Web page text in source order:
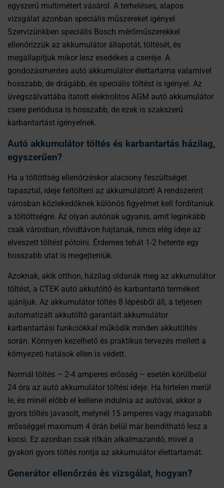
egyszerű multimétert vásárol. A terheléses, alapos
vizsgálat azonban speciális műszereket igényel.
Szervizünkben speciális Bosch mérőműszerekkel
ellenőrizzük az akkumulátor állapotát, töltését, és
megállapítjuk mikor lesz esedékes a cseréje. A
gondozásmentes autó akkumulátor élettartama valamivel
hosszabb, de drágább, és speciális töltést is igényel. Az
üvegszálvattába itatott elektrolitos AGM autó akkumulátor
csere periódusa is hosszabb, de ezek is szakszerű
karbantartást igényelnek.
Autó akkumulátor töltés és karbantartás házilag,
egyszerűen?
Ha a töltöttség ellenőrzéskor alacsony feszültséget
tapasztal, ideje feltölteni az akkumulátort! A rendszerint
városban közlekedőknek különös figyelmet kell fordítaniuk
a töltöttségre. Az olyan autónak ugyanis, amit leginkább
csak városban, rövidtávon hajtanak, nincs elég ideje az
elveszett töltést pótolni. Érdemes tehát 1-2 hetente egy
hosszabb utat is megejteniük.
Azoknak, akik otthon, házilag oldanák meg az akkumulátor
töltést, a CTEK autó akkutöltő és karbantartó termékeit
ajánljuk. Az akkumulátor töltés 8 lépésből áll, a teljesen
automatizált akkutöltő garantált akkumulátor
karbantartási funkciókkal működik minden akkutöltés
során. Könnyen kezelhető és praktikus tervezés mellett a
környezeti hatások ellen is védett.
Normál töltés – 2-4 amperes erősség – esetén körülbelül
24 óra az autó akkumulátor töltési ideje. Ha hirtelen merül
le, és minél előbb el kellene indulnia az autóval, akkor a
gyors töltés javasolt, melynél 15 amperes vagy magasabb
erősséggel maximum 4 órán belül már beindítható lesz a
kocsi. Ez azonban csak ritkán alkalmazandó, mivel a
gyakori gyors töltés rontja az akkumulátor élettartamát.
Generátor ellenőrzés és vizsgálat, hogyan?